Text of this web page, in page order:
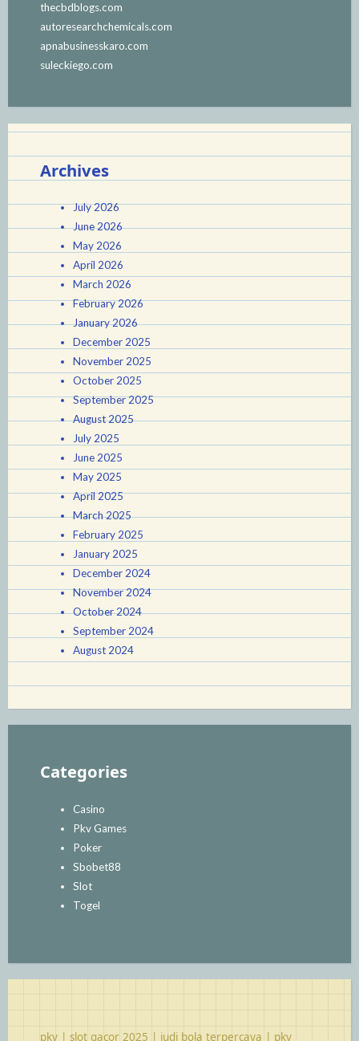
thecbdblogs.com
autoresearchchemicals.com
apnabusinesskaro.com
suleckiego.com
Archives
July 2026
June 2026
May 2026
April 2026
March 2026
February 2026
January 2026
December 2025
November 2025
October 2025
September 2025
August 2025
July 2025
June 2025
May 2025
April 2025
March 2025
February 2025
January 2025
December 2024
November 2024
October 2024
September 2024
August 2024
Categories
Casino
Pkv Games
Poker
Sbobet88
Slot
Togel
pkv slot gacor 2025 judi bola terpercaya pkv